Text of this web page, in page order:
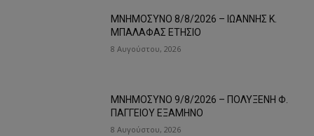
ΜΝΗΜΟΣΥΝΟ 8/8/2026 – ΙΩΑΝΝΗΣ Κ.
ΜΠΑΛΑΦΑΣ ΕΤΗΣΙΟ
8 Αυγούστου, 2026
ΜΝΗΜΟΣΥΝΟ 9/8/2026 – ΠΟΛΥΞΕΝΗ Φ.
ΠΑΓΓΕΙΟΥ ΕΞΑΜΗΝΟ
8 Αυγούστου, 2026